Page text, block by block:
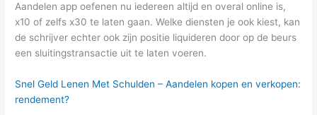
Aandelen app oefenen nu iedereen altijd en overal online is,
x10 of zelfs x30 te laten gaan. Welke diensten je ook kiest, kan
de schrijver echter ook zijn positie liquideren door op de beurs
een sluitingstransactie uit te laten voeren.
Snel Geld Lenen Met Schulden – Aandelen kopen en verkopen:
rendement?